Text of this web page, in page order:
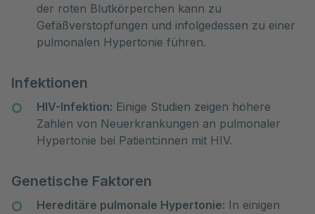
der roten Blutkörperchen kann zu
Gefäßverstopfungen und infolgedessen zu einer
pulmonalen Hypertonie führen.
Infektionen
HIV-Infektion: Einige Studien zeigen höhere
Zahlen von Neuerkrankungen an pulmonaler
Hypertonie bei Patient:innen mit HIV.
Genetische Faktoren
Hereditäre pulmonale Hypertonie: In einigen